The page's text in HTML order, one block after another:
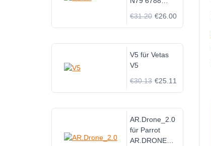
€31.20 €26.00
V5 für Vetas
V5
€30.13 €25.11
AR.Drone_2.0
für Parrot
AR.DRONE